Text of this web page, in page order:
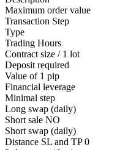
Maximum order value
Transaction Step
Type
Trading Hours
Contract size / 1 lot
Deposit required
Value of 1 pip
Financial leverage
Minimal step
Long swap (daily)
Short sale NO
Short swap (daily)
Distance SL and TP 0